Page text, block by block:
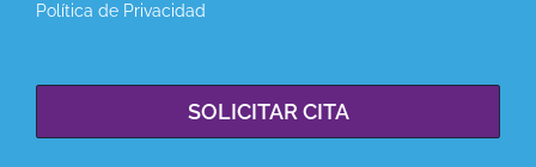
Política de Privacidad
SOLICITAR CITA